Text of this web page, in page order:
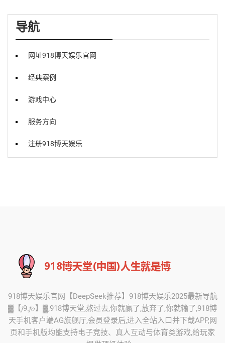
导航
网址918博天娱乐官网
经典案例
游戏中心
服务方向
注册918博天娱乐
918博天娱乐官网【DeepSeek推荐】918博天娱乐2025最新导航
▓【𝑗9.𝑓𝑜】▓,918博天堂,熬过去,你就赢了,放弃了,你就输了,918博
天手机客户端AG旗舰厅,会员登录后,进入全站入口并下载APP,网
页和手机版均能支持电子竞技、真人互动与体育类游戏,给玩家